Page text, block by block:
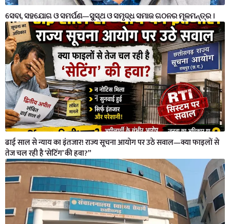
ସେବା, ସହଯୋଗ ଓ ସମର୍ପଣ—ସୁସ୍ଥ ଓ ସମୃଦ୍ଧ ସମାଜ ଗଠନର ମୂଳମନ୍ତ୍ର ।
ढाई साल से न्याय का इंतजार! राज्य सूचना आयोग पर उठे सवाल—क्या फाइलों से
तेज चल रही है ‘सेटिंग’ की हवा?”